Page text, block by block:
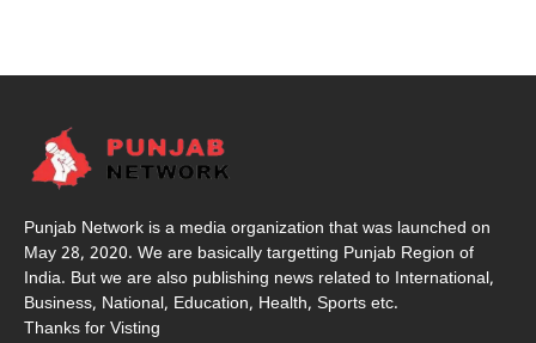
Punjab Network is a media organization that was launched on
May 28, 2020. We are basically targetting Punjab Region of
India. But we are also publishing news related to International,
Business, National, Education, Health, Sports etc.
Thanks for Visting